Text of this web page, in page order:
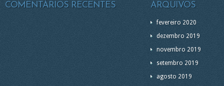
COMENTÁRIOS RECENTES ARQUIVOS
fevereiro 2020
dezembro 2019
novembro 2019
setembro 2019
agosto 2019